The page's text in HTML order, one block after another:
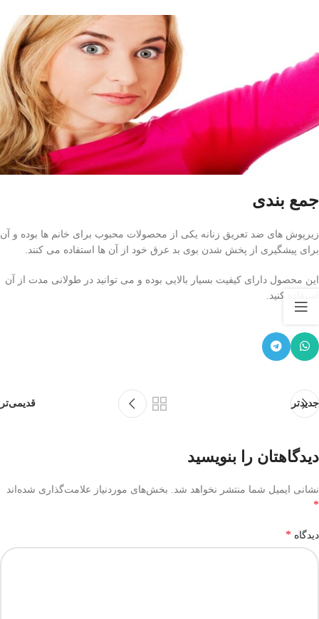
جمع بندی
زیرپوش های ضد تعریق زنانه یکی از محصولات محبوب برای خانم ها بوده و آن
برای پیشگیری از پخش شدن بوی بد عرق خود از آن ها استفاده می کنند.
این محصول دارای کیفیت بسیار بالایی بوده و می توانید در طولانی مدت از آن
استفاده کنید.
جدیدتر قدیمی‌تر
دیدگاهتان را بنویسید
نشانی ایمیل شما منتشر نخواهد شد. بخش‌های موردنیاز علامت‌گذاری شده‌اند
*
دیدگاه *